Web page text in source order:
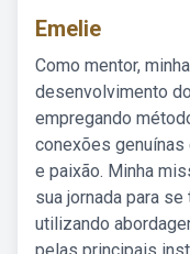
Emelie
Como mentor,
desenvolvimento
empregando
conexões
e paixão. Minha
sua jornada para
utilizando